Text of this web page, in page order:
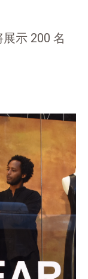
示 200 名